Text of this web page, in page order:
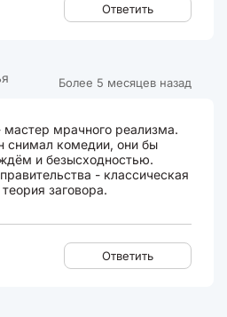
Ответить
Более 5 месяцев назад
мастер мрачного реализма.
снимал комедии, они бы
и безысходностью.
- классическая
заговора.
Ответить